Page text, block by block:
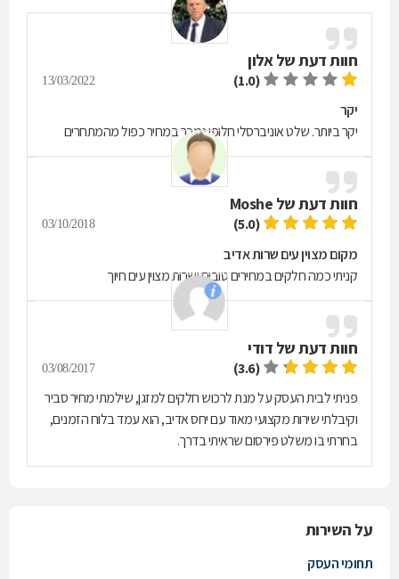
חוות דעת שלאלון
(1.0)
13/03/2022
יקר
יקר ביותר. שלט אוניברסלי חלופי נמכר במחיר כפול מהמתחרים
חוות דעת של Moshe
(5.0)
03/10/2018
מקום מצוין עים שרות אדיב
קניתי כמה חלקים במחירים טובים ושרות מצוין עים חיוך
חוות דעת של דודי
(3.6)
03/08/2017
פניתי לבית העסק על מנת לרכוש חלקים למזגן, שילמתי מחיר סביר
וקיבלתי שירות מקצועי מאוד עם יחס אדיב, הוא עמד בלוח הזמנים,
בחרתי בו משלט פירסום שראיתי בדרך.
על השירות
תחומי העסק